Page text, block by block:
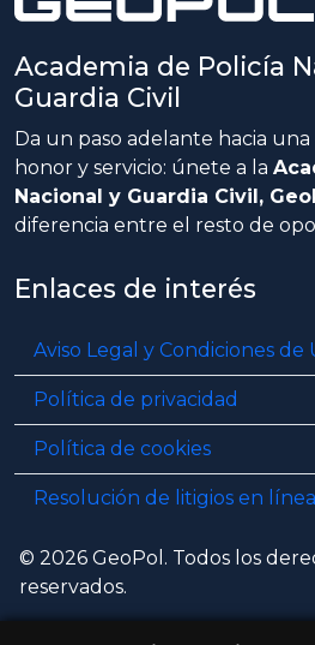
Academia de Policía
Guardia Civil
Da un paso adelante hacia
honor y servicio: únete a la
Nacional y Guardia Civil,
diferencia entre el resto de
Enlaces de interés
Aviso Legal y Condiciones de
Política de privacidad
Política de cookies
Resolución de litigios en línea
© 2026 GeoPol. Todos los
reservados.